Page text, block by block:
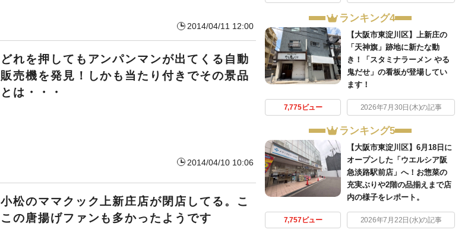
2014/04/11 12:00
どれを押してもアンパンマンが出てくる自動
販売機を発見！しかも当たり付きでその景品
とは・・・
2014/04/10 10:06
小松のママクック上新庄店が閉店してる。こ
この唐揚げファンも多かったようです
ランキング4
【大阪市東淀川区】上新庄の
「天神旗」跡地に新たな動
き！「スタミナラーメン やる
鬼だせ」の看板が登場してい
ます！
7,775ビュー 2026年7月30日(木)の記事
ランキング5
【大阪市東淀川区】6月18日に
オープンした「ウエルシア阪
急淡路駅前店」へ！お惣菜の
充実ぶりや2階の品揃えまで店
内の様子をレポート。
7,757ビュー 2026年7月22日(水)の記事